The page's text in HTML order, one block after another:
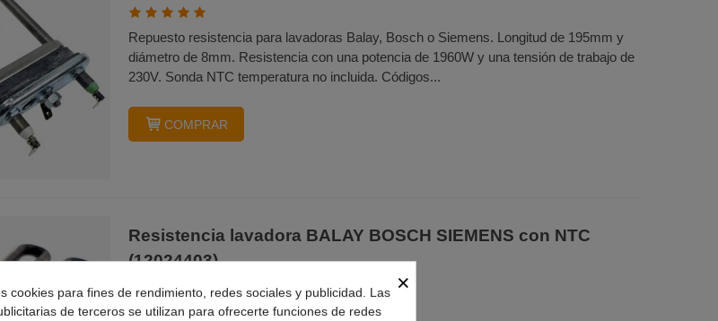
Repuesto resistencia para lavadoras Balay, Bosch o Siemens. Longitud de 195mm y
diámetro de 8mm. Resistencia con una potencia de 1960W y una tensión de trabajo de
230V. Sonda NTC temperatura no incluida. Códigos...
COMPRAR
Resistencia lavadora BALAY BOSCH SIEMENS con NTC
(12024403)
24,95 €
×
cookies para fines de rendimiento, redes sociales y publicidad. Las
de terceros se utilizan para ofrecerte funciones de redes